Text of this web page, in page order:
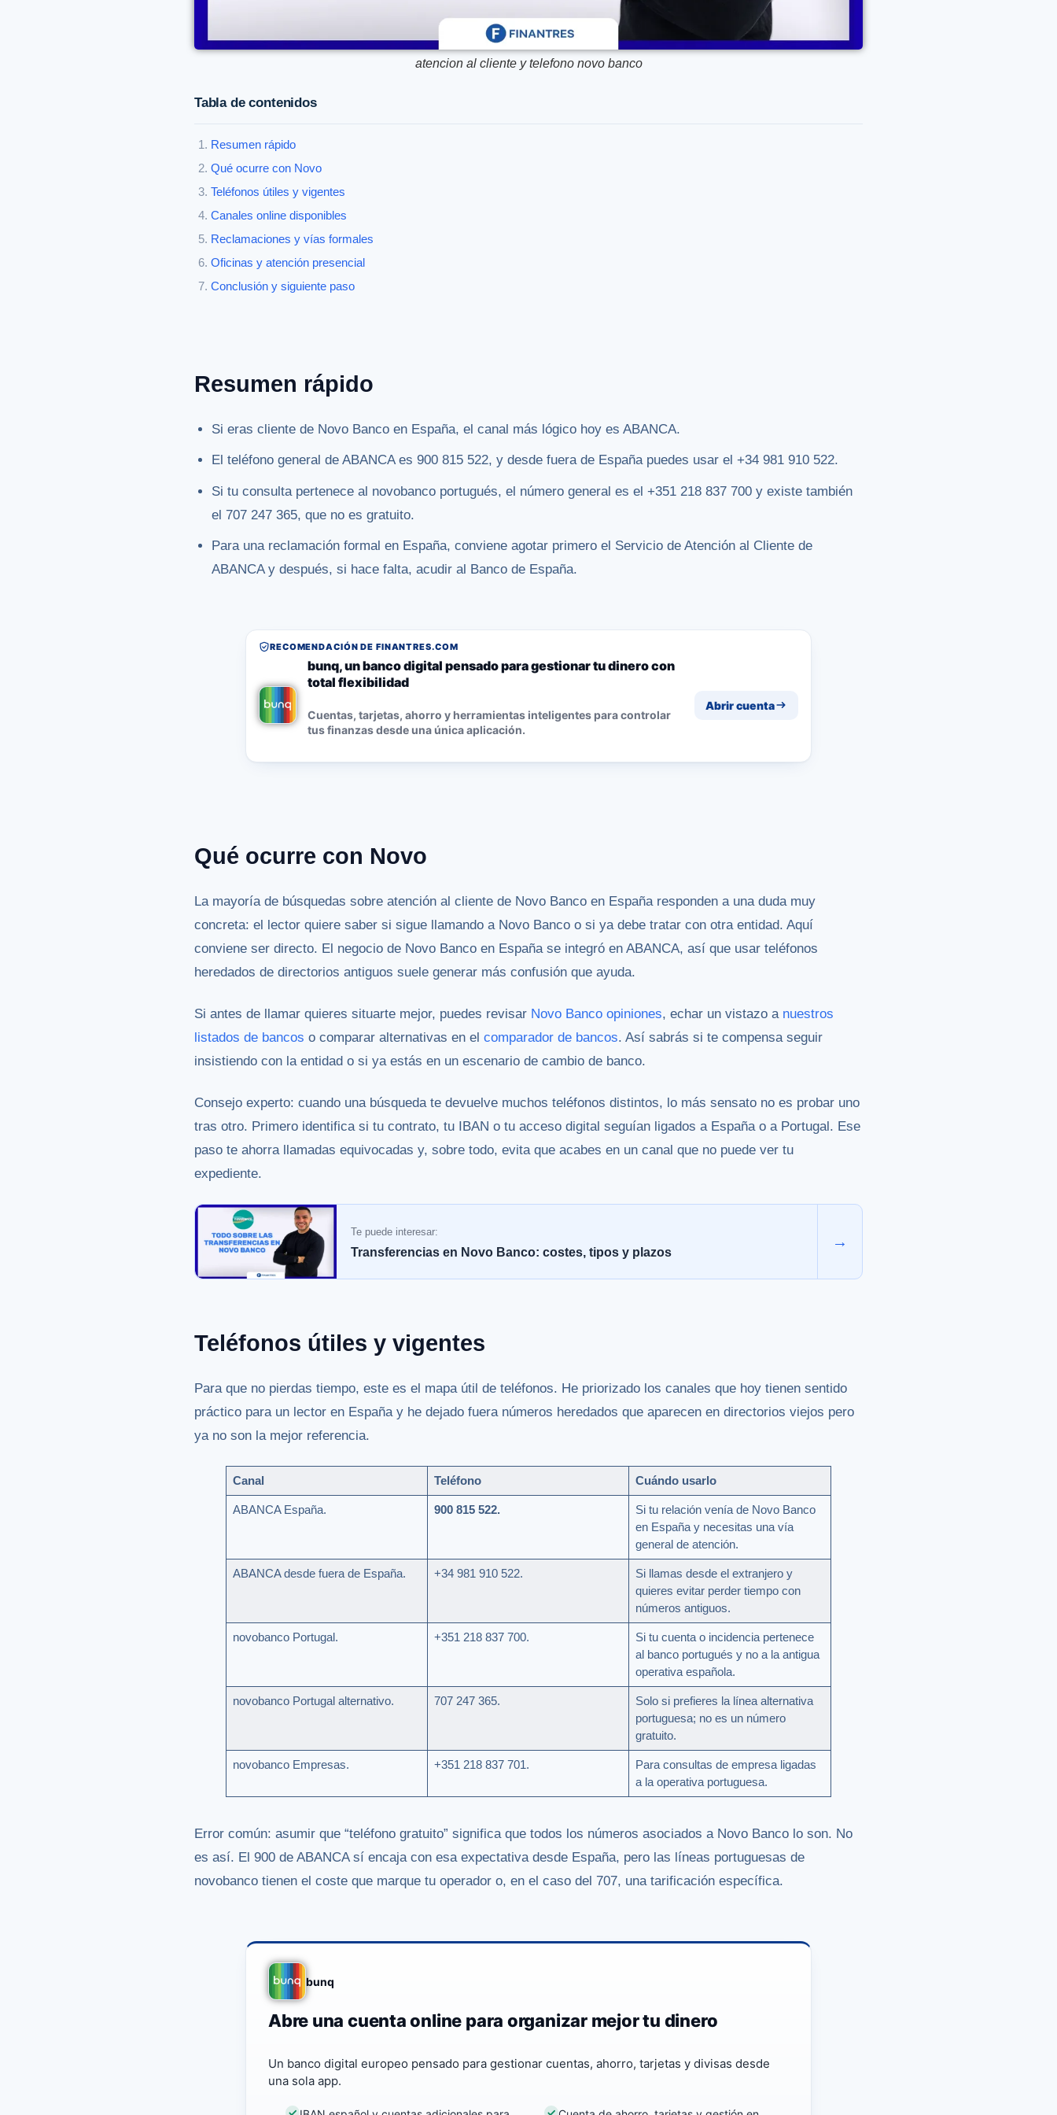
atencion al cliente y telefono novo banco
Tabla de contenidos
Resumen rápido
Qué ocurre con Novo
Teléfonos útiles y vigentes
Canales online disponibles
Reclamaciones y vías formales
Oficinas y atención presencial
Conclusión y siguiente paso
Resumen rápido
Si eras cliente de Novo Banco en España, el canal más lógico hoy es ABANCA.
El teléfono general de ABANCA es 900 815 522, y desde fuera de España puedes usar el +34 981 910 522.
Si tu consulta pertenece al novobanco portugués, el número general es el +351 218 837 700 y existe también
el 707 247 365, que no es gratuito.
Para una reclamación formal en España, conviene agotar primero el Servicio de Atención al Cliente de
ABANCA y después, si hace falta, acudir al Banco de España.
RECOMENDACIÓN DE FINANTRES.COM
bunq, un banco digital pensado para gestionar tu dinero con
total flexibilidad
Cuentas, tarjetas, ahorro y herramientas inteligentes para controlar
tus finanzas desde una única aplicación.
Abrir cuenta
Qué ocurre con Novo
La mayoría de búsquedas sobre atención al cliente de Novo Banco en España responden a una duda muy
concreta: el lector quiere saber si sigue llamando a Novo Banco o si ya debe tratar con otra entidad. Aquí
conviene ser directo. El negocio de Novo Banco en España se integró en ABANCA, así que usar teléfonos
heredados de directorios antiguos suele generar más confusión que ayuda.
Si antes de llamar quieres situarte mejor, puedes revisar Novo Banco opiniones, echar un vistazo a nuestros
listados de bancos o comparar alternativas en el comparador de bancos. Así sabrás si te compensa seguir
insistiendo con la entidad o si ya estás en un escenario de cambio de banco.
Consejo experto: cuando una búsqueda te devuelve muchos teléfonos distintos, lo más sensato no es probar uno
tras otro. Primero identifica si tu contrato, tu IBAN o tu acceso digital seguían ligados a España o a Portugal. Ese
paso te ahorra llamadas equivocadas y, sobre todo, evita que acabes en un canal que no puede ver tu
expediente.
Te puede interesar:
Transferencias en Novo Banco: costes, tipos y plazos
→
Teléfonos útiles y vigentes
Para que no pierdas tiempo, este es el mapa útil de teléfonos. He priorizado los canales que hoy tienen sentido
práctico para un lector en España y he dejado fuera números heredados que aparecen en directorios viejos pero
ya no son la mejor referencia.
Canal Teléfono Cuándo usarlo
ABANCA España. 900 815 522.
Si tu relación venía de Novo Banco
en España y necesitas una vía
general de atención.
ABANCA desde fuera de España. +34 981 910 522.
Si llamas desde el extranjero y
quieres evitar perder tiempo con
números antiguos.
novobanco Portugal. +351 218 837 700.
Si tu cuenta o incidencia pertenece
al banco portugués y no a la antigua
operativa española.
novobanco Portugal alternativo. 707 247 365.
Solo si prefieres la línea alternativa
portuguesa; no es un número
gratuito.
novobanco Empresas. +351 218 837 701.
Para consultas de empresa ligadas
a la operativa portuguesa.
Error común: asumir que “teléfono gratuito” significa que todos los números asociados a Novo Banco lo son. No
es así. El 900 de ABANCA sí encaja con esa expectativa desde España, pero las líneas portuguesas de
novobanco tienen el coste que marque tu operador o, en el caso del 707, una tarificación específica.
bunq
Abre una cuenta online para organizar mejor tu dinero
Un banco digital europeo pensado para gestionar cuentas, ahorro, tarjetas y divisas desde
una sola app.